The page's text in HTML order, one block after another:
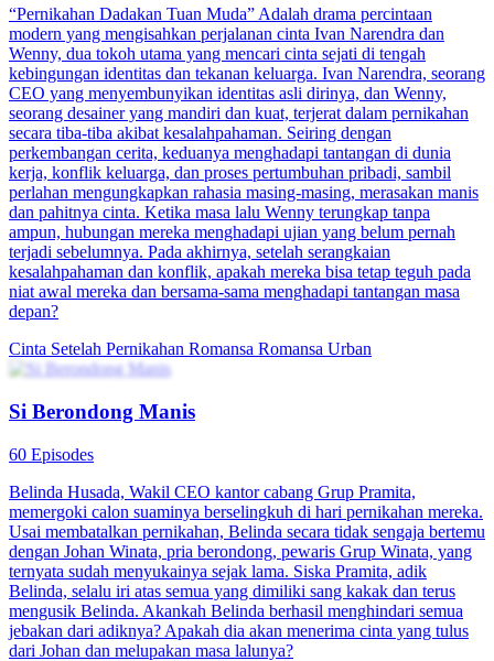
“Pernikahan Dadakan Tuan Muda” Adalah drama percintaan
modern yang mengisahkan perjalanan cinta Ivan Narendra dan
Wenny, dua tokoh utama yang mencari cinta sejati di tengah
kebingungan identitas dan tekanan keluarga. Ivan Narendra, seorang
CEO yang menyembunyikan identitas asli dirinya, dan Wenny,
seorang desainer yang mandiri dan kuat, terjerat dalam pernikahan
secara tiba-tiba akibat kesalahpahaman. Seiring dengan
perkembangan cerita, keduanya menghadapi tantangan di dunia
kerja, konflik keluarga, dan proses pertumbuhan pribadi, sambil
perlahan mengungkapkan rahasia masing-masing, merasakan manis
dan pahitnya cinta. Ketika masa lalu Wenny terungkap tanpa
ampun, hubungan mereka menghadapi ujian yang belum pernah
terjadi sebelumnya. Pada akhirnya, setelah serangkaian
kesalahpahaman dan konflik, apakah mereka bisa tetap teguh pada
niat awal mereka dan bersama-sama menghadapi tantangan masa
depan?
Cinta Setelah Pernikahan Romansa Romansa Urban
Si Berondong Manis
60 Episodes
Belinda Husada, Wakil CEO kantor cabang Grup Pramita,
memergoki calon suaminya berselingkuh di hari pernikahan mereka.
Usai membatalkan pernikahan, Belinda secara tidak sengaja bertemu
dengan Johan Winata, pria berondong, pewaris Grup Winata, yang
ternyata sudah menyukainya sejak lama. Siska Pramita, adik
Belinda, selalu iri atas semua yang dimiliki sang kakak dan terus
mengusik Belinda. Akankah Belinda berhasil menghindari semua
jebakan dari adiknya? Apakah dia akan menerima cinta yang tulus
dari Johan dan melupakan masa lalunya?